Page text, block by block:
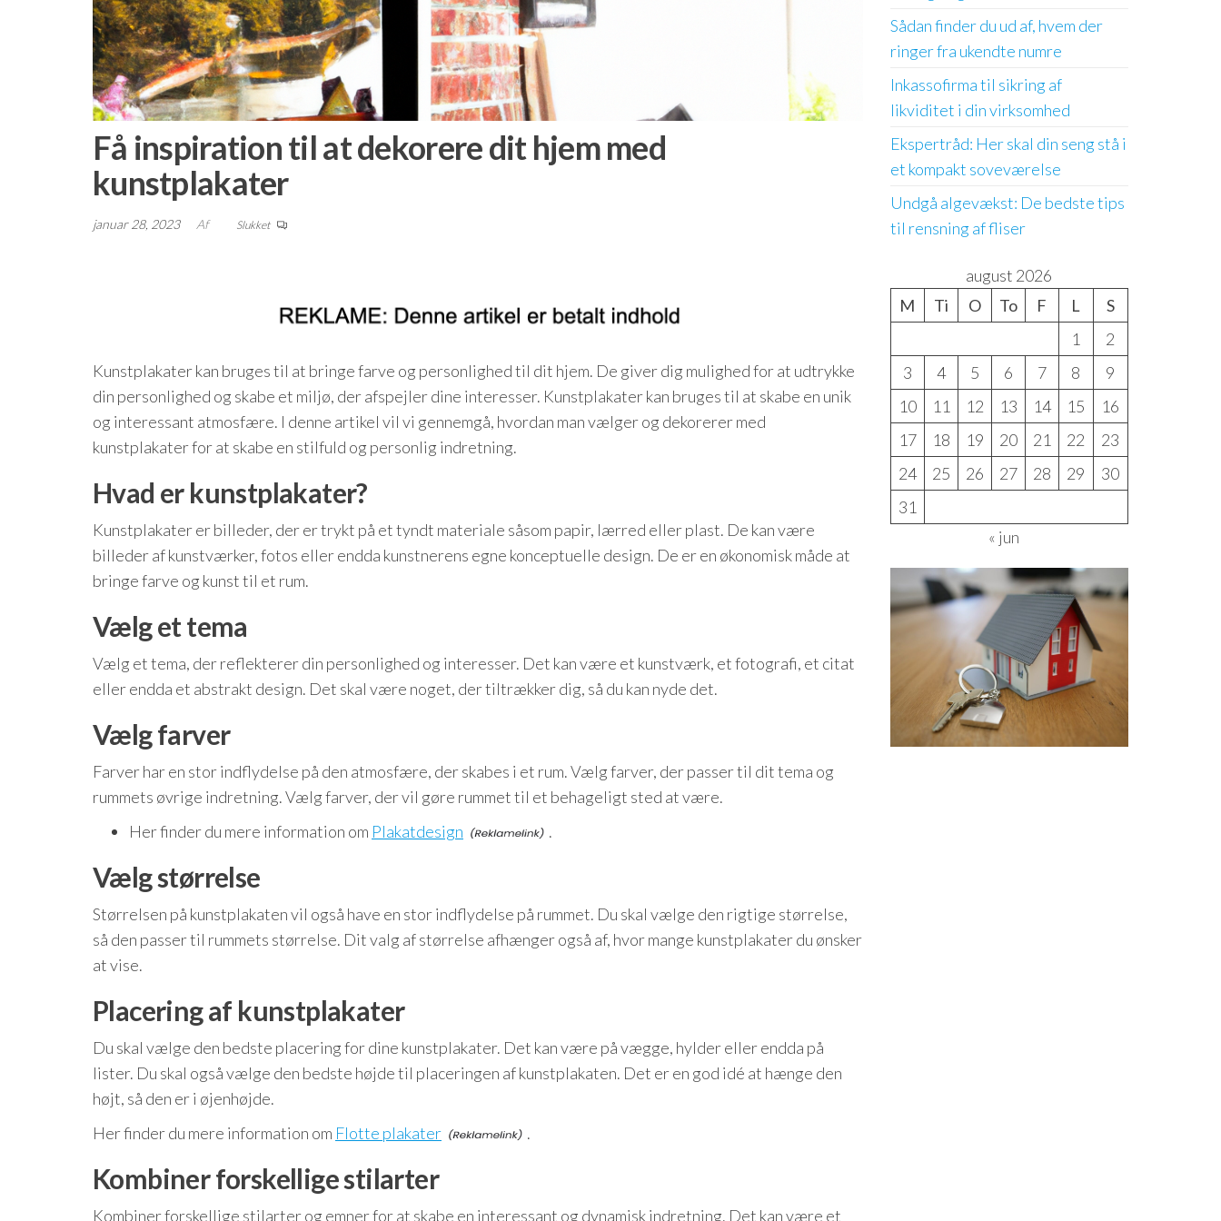
Få inspiration til at dekorere dit hjem med
kunstplakater
januar 28, 2023 Af Slukket
Kunstplakater kan bruges til at bringe farve og personlighed til dit hjem. De giver dig mulighed for at udtrykke
din personlighed og skabe et miljø, der afspejler dine interesser. Kunstplakater kan bruges til at skabe en unik
og interessant atmosfære. I denne artikel vil vi gennemgå, hvordan man vælger og dekorerer med
kunstplakater for at skabe en stilfuld og personlig indretning.
Hvad er kunstplakater?
Kunstplakater er billeder, der er trykt på et tyndt materiale såsom papir, lærred eller plast. De kan være
billeder af kunstværker, fotos eller endda kunstnerens egne konceptuelle design. De er en økonomisk måde at
bringe farve og kunst til et rum.
Vælg et tema
Vælg et tema, der reflekterer din personlighed og interesser. Det kan være et kunstværk, et fotografi, et citat
eller endda et abstrakt design. Det skal være noget, der tiltrækker dig, så du kan nyde det.
Vælg farver
Farver har en stor indflydelse på den atmosfære, der skabes i et rum. Vælg farver, der passer til dit tema og
rummets øvrige indretning. Vælg farver, der vil gøre rummet til et behageligt sted at være.
Her finder du mere information om Plakatdesign .
Vælg størrelse
Størrelsen på kunstplakaten vil også have en stor indflydelse på rummet. Du skal vælge den rigtige størrelse,
så den passer til rummets størrelse. Dit valg af størrelse afhænger også af, hvor mange kunstplakater du ønsker
at vise.
Placering af kunstplakater
Du skal vælge den bedste placering for dine kunstplakater. Det kan være på vægge, hylder eller endda på
lister. Du skal også vælge den bedste højde til placeringen af kunstplakaten. Det er en god idé at hænge den
højt, så den er i øjenhøjde.
Her finder du mere information om Flotte plakater .
Kombiner forskellige stilarter
Kombiner forskellige stilarter og emner for at skabe en interessant og dynamisk indretning. Det kan være et
Sådan finder du ud af, hvem der
ringer fra ukendte numre
Inkassofirma til sikring af
likviditet i din virksomhed
Ekspertråd: Her skal din seng stå i
et kompakt soveværelse
Undgå algevækst: De bedste tips
til rensning af fliser
august 2026
M
Ti O To F L
S
1
2
3
4 5 6 7 8
9
10
11 12 13 14 15
16
17
18 19 20 21 22
23
24
25 26 27 28 29
30
31
« jun